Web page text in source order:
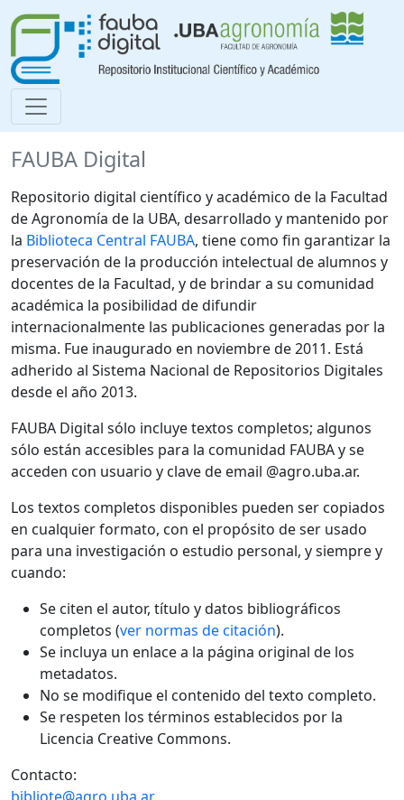
FAUBA Digital
Repositorio digital científico y académico de la Facultad
de Agronomía de la UBA, desarrollado y mantenido por
la Biblioteca Central FAUBA, tiene como fin garantizar la
preservación de la producción intelectual de alumnos y
docentes de la Facultad, y de brindar a su comunidad
académica la posibilidad de difundir
internacionalmente las publicaciones generadas por la
misma. Fue inaugurado en noviembre de 2011. Está
adherido al Sistema Nacional de Repositorios Digitales
desde el año 2013.
FAUBA Digital sólo incluye textos completos; algunos
sólo están accesibles para la comunidad FAUBA y se
acceden con usuario y clave de email @agro.uba.ar.
Los textos completos disponibles pueden ser copiados
en cualquier formato, con el propósito de ser usado
para una investigación o estudio personal, y siempre y
cuando:
Se citen el autor, título y datos bibliográficos
completos (ver normas de citación).
Se incluya un enlace a la página original de los
metadatos.
No se modifique el contenido del texto completo.
Se respeten los términos establecidos por la
Licencia Creative Commons.
Contacto: